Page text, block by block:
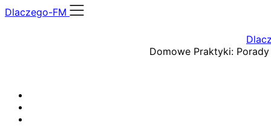
Skip
Dlaczego-FM
Domowe Praktyki: